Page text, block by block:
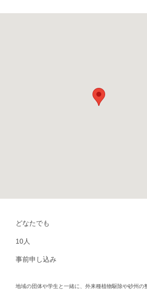
どなたでも
10人
事前申し込み
地域の団体や学生と一緒に、外来種植物駆除や砂州の